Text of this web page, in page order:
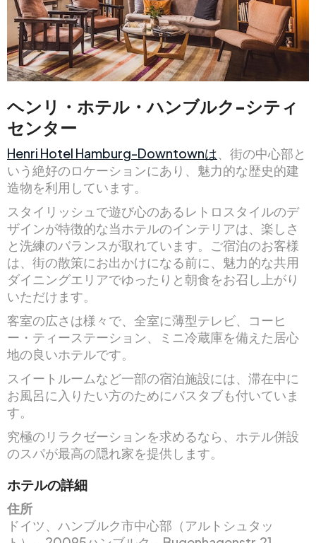
ヘンリ・ホテル・ハンブルク-シティ
センター
Henri Hotel Hamburg-Downtownは、街の中心部と
いう絶好のロケーションにあり、魅力的な歴史的建
造物を利用しています。
スタイリッシュで遊び心のあるレトロスタイルのデ
ザインが特徴的な当ホテルのインテリアは、楽しさ
と洗練のバランスが取れています。ご宿泊のお客様
は、街の散策にお出かけになる前に、魅力的な共用
ダイニングエリアでゆったりと朝食をお召し上がり
いただけます。
客室の広さは様々で、全室に薄型テレビ、コーヒ
ー・ティーステーション、ミニ冷蔵庫を備えた居心
地の良いホテルです。
スイートルームなど一部の宿泊施設には、滞在中に
お風呂に入りたい方のためにバスタブも付いていま
す。
究極のリラクゼーションを求めるなら、ホテル併設
のスパが最高の隠れ家を提供します。
ホテルの詳細
住所
ドイツ、ハンブルク市中心部（アルトシュタッ